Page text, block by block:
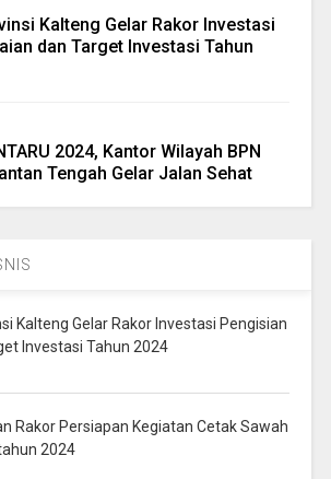
Kalteng Gelar Rakor Investasi
dan Target Investasi Tahun
2024, Kantor Wilayah BPN
Tengah Gelar Jalan Sehat
Kalteng Gelar Rakor Investasi Pengisian
Investasi Tahun 2024
Rakor Persiapan Kegiatan Cetak Sawah
2024